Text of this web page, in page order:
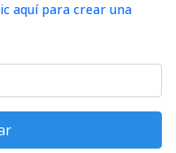
aquí para crear una